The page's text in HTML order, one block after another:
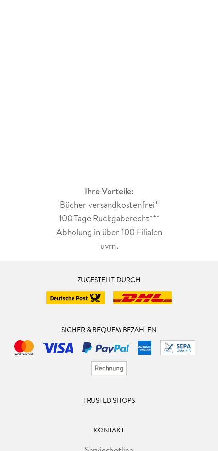
Ihre Vorteile:
Bücher versandkostenfrei*
100 Tage Rückgaberecht***
Abholung in über 100 Filialen
uvm.
ZUGESTELLT DURCH
SICHER & BEQUEM BEZAHLEN
TRUSTED SHOPS
KONTAKT